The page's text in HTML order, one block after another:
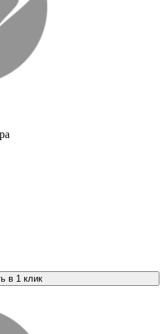
в 1 клик